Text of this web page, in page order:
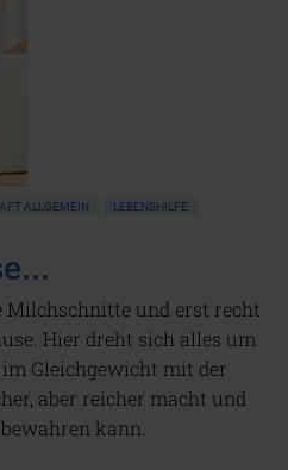
ALLGEMEIN
LEBENSHILFE
Milchschnitte und erst recht
Hier dreht sich alles um
Gleichgewicht mit der
aber reicher macht und
kann.